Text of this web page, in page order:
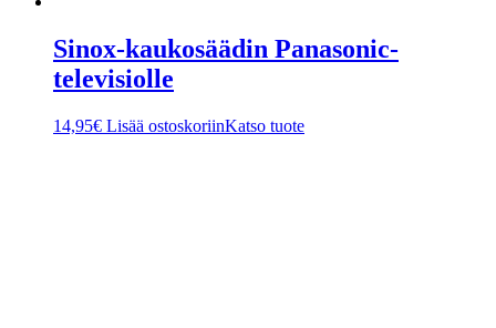
Sinox-kaukosäädin Panasonic-
televisiolle
14,95€ Lisää ostoskoriinKatso tuote